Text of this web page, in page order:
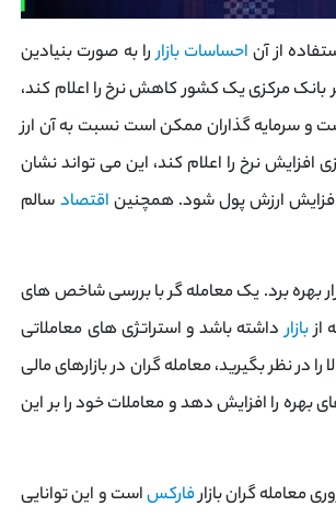
از آن احساسات بازاررا به صورت بنیادین
بانک مرکزی یک کشور کاهش نرخ را اعلام کند،
و سرمایه گذاران ممکن است نسبت به آن ارز
نرخ را اعلام کند، این می تواند نشان
ارزش پول شود. همچنین اقتصاد سالم
بهره برد. یک معامله گر با بررسی شاخص های
ازبازارداشته باشد و استراتژی های معاملاتی
در نظر بگیرید، معامله‌ گران در بازارهای مالی
را افزایش دهد و معاملات خود را بر این
معامله گران بازارفارکساست و این توانایی